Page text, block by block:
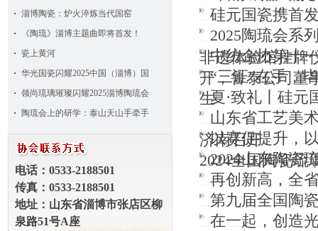
淄博陶瓷：炉火淬炼当代国窑
《陶琉》淄博主题曲即将首发！
瓷上黄河
华光国瓷闪耀2025中国（淄博）国
领尚琉璃璀璨闪耀2025淄博陶琉会
陶琉会上的研学：泰山天山手牵手
电话： 0533-2188501
传真： 0533-2188501
地址：山东省淄博市张店区柳
泉路51号A座
硅元国瓷携首
2025陶琉会系
非遗体验馆挂牌
中纺企协第十
开，鲁泰公司董
“三证”在手，
生夏·致礼丨硅元
山东省工艺美
济南召开
以赛促提升，
2024全国陶瓷琉
2024山东陶瓷
再创新高，全
第九届全国陶
在一起，创造